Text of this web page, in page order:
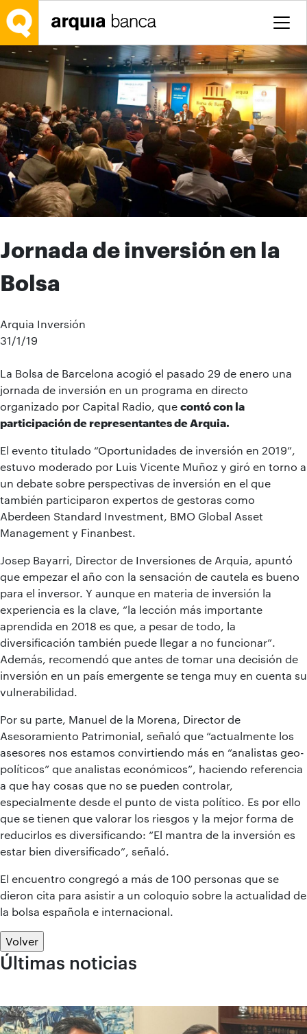
Saltar al contenido principal
Jornada de inversión en la
Bolsa
Arquia Inversión
31/1/19
La Bolsa de Barcelona acogió el pasado 29 de enero una
jornada de inversión en un programa en directo
organizado por Capital Radio, que contó con la
participación de representantes de Arquia.
El evento titulado “Oportunidades de inversión en 2019”,
estuvo moderado por Luis Vicente Muñoz y giró en torno a
un debate sobre perspectivas de inversión en el que
también participaron expertos de gestoras como
Aberdeen Standard Investment, BMO Global Asset
Management y Finanbest.
Josep Bayarri, Director de Inversiones de Arquia, apuntó
que empezar el año con la sensación de cautela es bueno
para el inversor. Y aunque en materia de inversión la
experiencia es la clave, “la lección más importante
aprendida en 2018 es que, a pesar de todo, la
diversificación también puede llegar a no funcionar”.
Además, recomendó que antes de tomar una decisión de
inversión en un país emergente se tenga muy en cuenta su
vulnerabilidad.
Por su parte, Manuel de la Morena, Director de
Asesoramiento Patrimonial, señaló que “actualmente los
asesores nos estamos convirtiendo más en “analistas geo-
políticos” que analistas económicos”, haciendo referencia
a que hay cosas que no se pueden controlar,
especialmente desde el punto de vista político. Es por ello
que se tienen que valorar los riesgos y la mejor forma de
reducirlos es diversificando: “El mantra de la inversión es
estar bien diversificado”, señaló.
El encuentro congregó a más de 100 personas que se
dieron cita para asistir a un coloquio sobre la actualidad de
la bolsa española e internacional.
Volver
Últimas noticias